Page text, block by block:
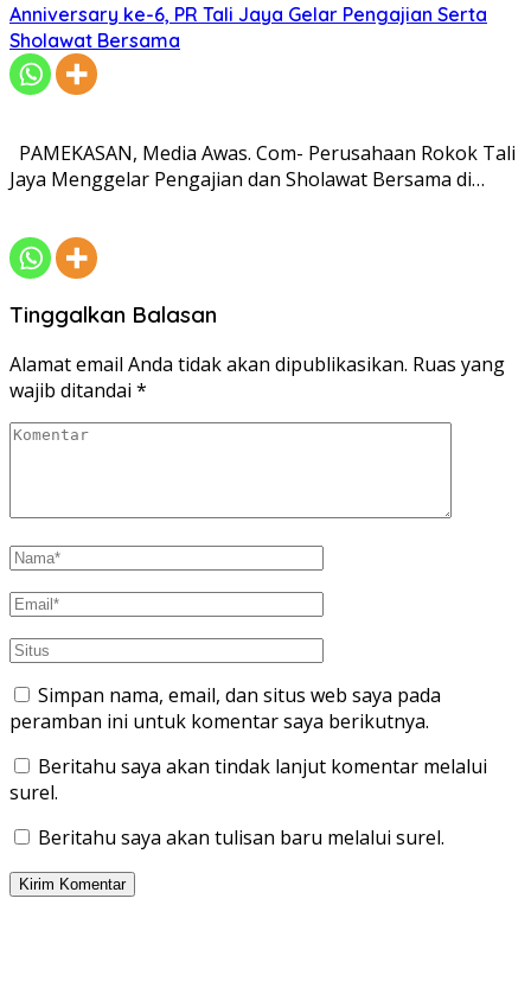
Anniversary ke-6, PR Tali Jaya Gelar Pengajian Serta
Sholawat Bersama
PAMEKASAN, Media Awas. Com- Perusahaan Rokok Tali
Jaya Menggelar Pengajian dan Sholawat Bersama di…
Tinggalkan Balasan
Alamat email Anda tidak akan dipublikasikan. Ruas yang
wajib ditandai *
Simpan nama, email, dan situs web saya pada
peramban ini untuk komentar saya berikutnya.
Beritahu saya akan tindak lanjut komentar melalui
surel.
Beritahu saya akan tulisan baru melalui surel.